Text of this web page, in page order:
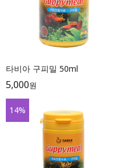
타비아 구피밀 50ml
5,000원
14%